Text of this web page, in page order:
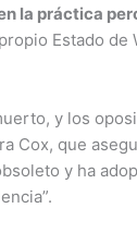
la práctica
Estado de
y los
Cox, que
y ha